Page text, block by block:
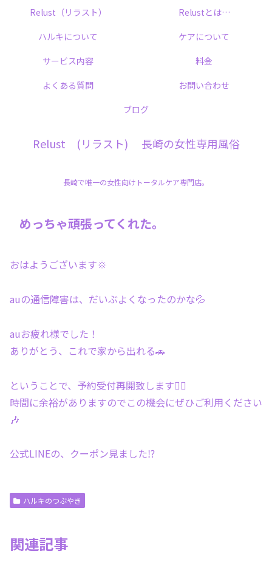
Relust (リラスト) 長崎の女性専用風俗
長崎で唯一の女性向けトータルケア専門店。
Relust（リラスト）
Relustとは…
ハルキについて
ケアについて
サービス内容
料金
よくある質問
お問い合わせ
ブログ
めっちゃ頑張ってくれた。
おはようございます🌞
auの通信障害は、だいぶよくなったのかな💦
auお疲れ様でした！
ありがとう、これで家から出れる🚗
ということで、予約受付再開致します🙇‍♂️
時間に余裕がありますのでこの機会にぜひご利用ください
🎶
公式LINEの、クーポン見ました⁉️
ハルキのつぶやき
関連記事